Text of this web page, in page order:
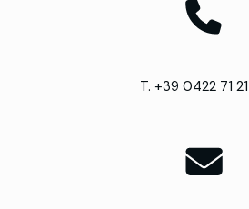
T. +39 0422 71